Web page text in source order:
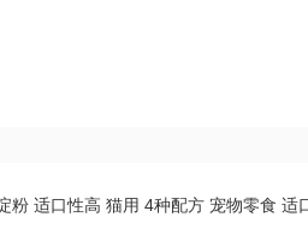
粉 适口性高 猫用 4种配方 宠物零食 适